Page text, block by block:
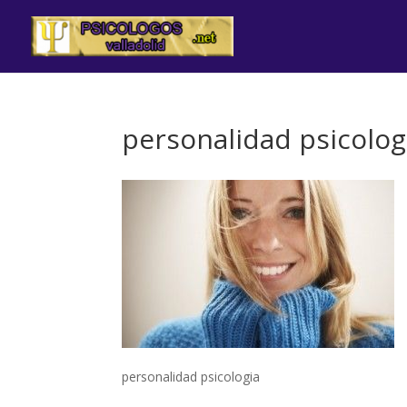
personalidad
personalidad psicologia